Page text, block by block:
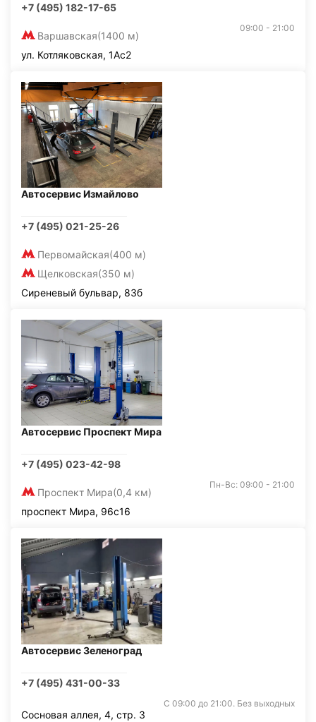
+7 (495) 182-17-65
Варшавская(1400 м)
09:00 - 21:00
ул. Котляковская, 1Ас2
Автосервис Измайлово
+7 (495) 021-25-26
Первомайская(400 м)
Щелковская(350 м)
Сиреневый бульвар, 83б
Автосервис Проспект Мира
+7 (495) 023-42-98
Проспект Мира(0,4 км)
Пн-Вс: 09:00 - 21:00
проспект Мира, 96с16
Автосервис Зеленоград
+7 (495) 431-00-33
С 09:00 до 21:00. Без выходных
Сосновая аллея, 4, стр. 3